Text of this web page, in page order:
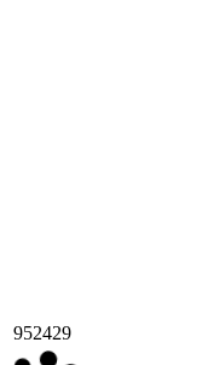
952429